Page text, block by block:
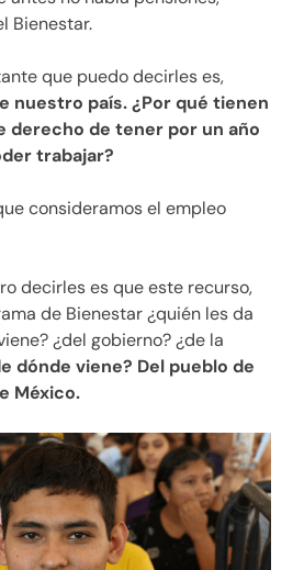
Bienestar.
que puedo decirles es,
nuestro país. ¿Por qué tienen
derecho de tener por un año
trabajar?
consideramos el empleo
decirles es que este recurso,
de Bienestar ¿quién les da
¿del gobierno? ¿de la
dónde viene? Del pueblo de
México.